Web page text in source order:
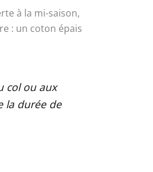
à la mi-saison,
: un coton épais
col ou aux
la durée de